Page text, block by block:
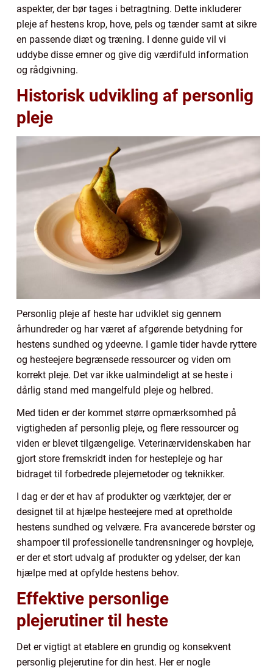
aspekter, der bør tages i betragtning. Dette inkluderer
pleje af hestens krop, hove, pels og tænder samt at sikre
en passende diæt og træning. I denne guide vil vi
uddybe disse emner og give dig værdifuld information
og rådgivning.
Historisk udvikling af personlig
pleje
Personlig pleje af heste har udviklet sig gennem
århundreder og har været af afgørende betydning for
hestens sundhed og ydeevne. I gamle tider havde ryttere
og hesteejere begrænsede ressourcer og viden om
korrekt pleje. Det var ikke ualmindeligt at se heste i
dårlig stand med mangelfuld pleje og helbred.
Med tiden er der kommet større opmærksomhed på
vigtigheden af personlig pleje, og flere ressourcer og
viden er blevet tilgængelige. Veterinærvidenskaben har
gjort store fremskridt inden for hestepleje og har
bidraget til forbedrede plejemetoder og teknikker.
I dag er der et hav af produkter og værktøjer, der er
designet til at hjælpe hesteejere med at opretholde
hestens sundhed og velvære. Fra avancerede børster og
shampoer til professionelle tandrensninger og hovpleje,
er der et stort udvalg af produkter og ydelser, der kan
hjælpe med at opfylde hestens behov.
Effektive personlige
plejerutiner til heste
Det er vigtigt at etablere en grundig og konsekvent
personlig plejerutine for din hest. Her er nogle